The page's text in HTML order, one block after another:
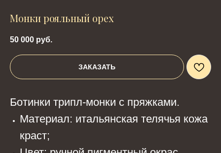
Монки рояльный орех
50 000 руб.
ЗАКАЗАТЬ
Ботинки трипл-монки с пряжками.
Материал: итальянская телячья кожа
краст;